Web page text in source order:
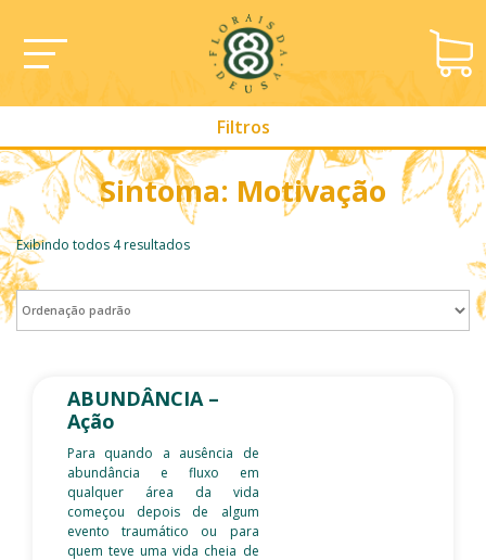
Filtros
Sintoma: Motivação
Exibindo todos 4 resultados
ABUNDÂNCIA –
Ação
Para quando a ausência de
abundância e fluxo em
qualquer área da vida
começou depois de algum
evento traumático ou para
quem teve uma vida cheia de